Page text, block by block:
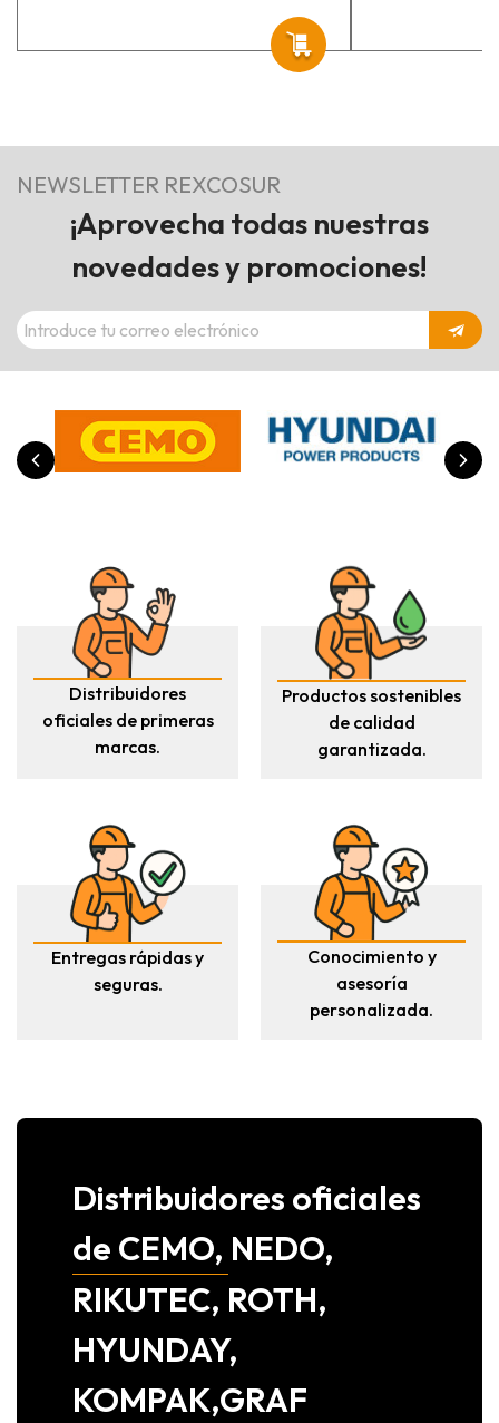
NEWSLETTER REXCOSUR
¡Aprovecha todas nuestras
novedades y promociones!
Distribuidores
oficiales de primeras
marcas.
Productos sostenibles
de calidad
garantizada.
Entregas rápidas y
seguras.
Conocimiento y
asesoría
personalizada.
Distribuidores oficiales
de CEMO, NEDO,
RIKUTEC, ROTH,
HYUNDAY,
KOMPAK,GRAF